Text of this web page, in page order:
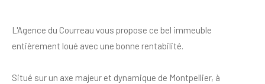
L'Agence du Courreau vous propose ce bel immeuble
entièrement loué avec une bonne rentabilité.
Situé sur un axe majeur et dynamique de Montpellier, à